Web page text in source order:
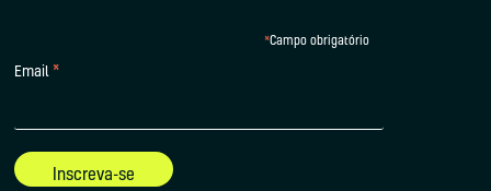
*Campo obrigatório
Email *